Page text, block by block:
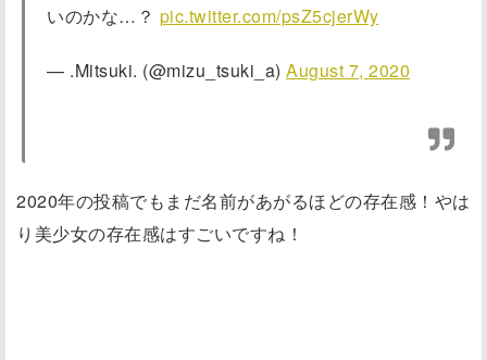
いのかな…？ pic.twitter.com/psZ5cjerWy
— .Mitsuki. (@mizu_tsuki_a) August 7, 2020
2020年の投稿でもまだ名前があがるほどの存在感！やは
り美少女の存在感はすごいですね！